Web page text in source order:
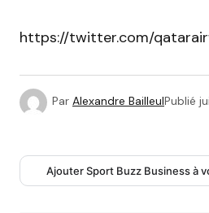
https://twitter.com/
Par Alexandre BailleulPublié
Ajouter Sport Buzz Business à